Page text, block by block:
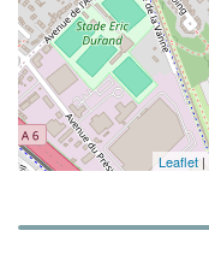
Leaflet |